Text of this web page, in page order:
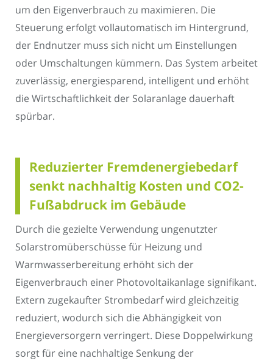
um den Eigenverbrauch zu maximieren. Die
Steuerung erfolgt vollautomatisch im Hintergrund,
der Endnutzer muss sich nicht um Einstellungen
oder Umschaltungen kümmern. Das System arbeitet
zuverlässig, energiesparend, intelligent und erhöht
die Wirtschaftlichkeit der Solaranlage dauerhaft
spürbar.
Reduzierter Fremdenergiebedarf
senkt nachhaltig Kosten und CO2-
Fußabdruck im Gebäude
Durch die gezielte Verwendung ungenutzter
Solarstromüberschüsse für Heizung und
Warmwasserbereitung erhöht sich der
Eigenverbrauch einer Photovoltaikanlage signifikant.
Extern zugekaufter Strombedarf wird gleichzeitig
reduziert, wodurch sich die Abhängigkeit von
Energieversorgern verringert. Diese Doppelwirkung
sorgt für eine nachhaltige Senkung der